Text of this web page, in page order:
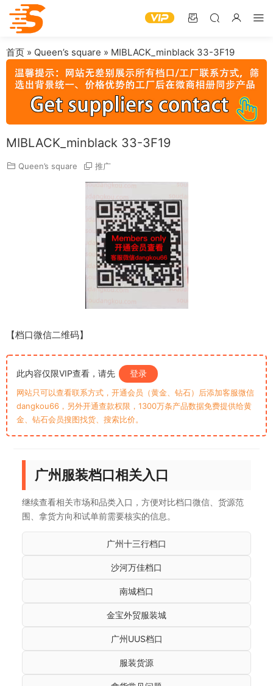
首页 » Queen’s square » MIBLACK_minblack 33-3F19
MIBLACK_minblack 33-3F19
Queen’s square 推广
【档口微信二维码】
此内容仅限VIP查看，请先 登录
网站只可以查看联系方式，开通会员（黄金、钻石）后添加客服微信
dangkou66，另外开通查款权限，1300万条产品数据免费提供给黄
金、钻石会员搜图找货、搜索比价。
广州服装档口相关入口
继续查看相关市场和品类入口，方便对比档口微信、货源范
围、拿货方向和试单前需要核实的信息。
广州十三行档口
沙河万佳档口
南城档口
金宝外贸服装城
广州UUS档口
服装货源